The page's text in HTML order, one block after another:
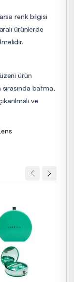
renk bilgisi
ürünlerde
ürün
batma,
ve